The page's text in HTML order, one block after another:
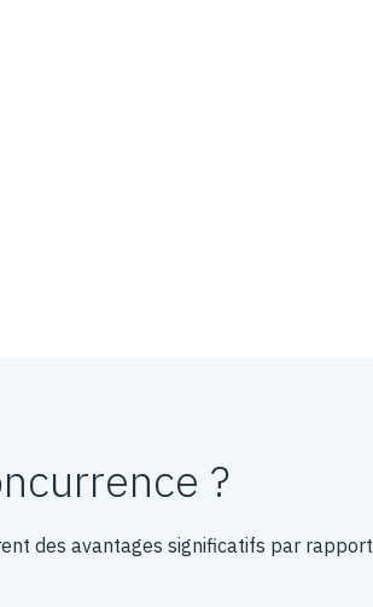
?
des avantages significatifs par rapport